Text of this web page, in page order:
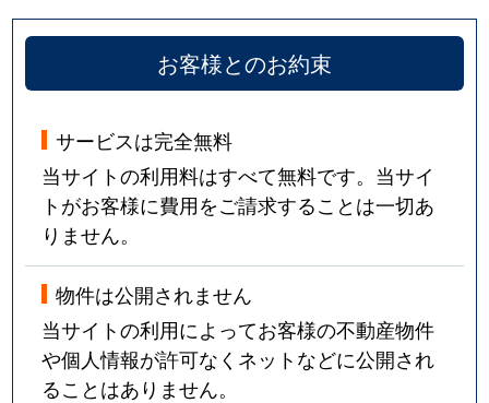
お客様とのお約束
サービスは完全無料
当サイトの利用料はすべて無料です。当サイ
トがお客様に費用をご請求することは一切あ
りません。
物件は公開されません
当サイトの利用によってお客様の不動産物件
や個人情報が許可なくネットなどに公開され
ることはありません。